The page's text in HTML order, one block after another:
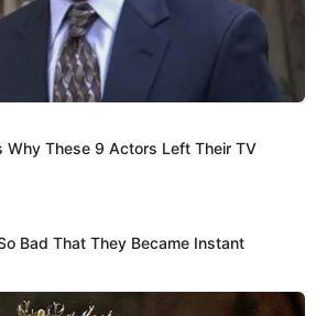
Mercado de Frutas
médicos gratuitos